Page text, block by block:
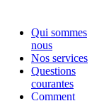
Qui sommes
nous
Nos services
Questions
courantes
Comment